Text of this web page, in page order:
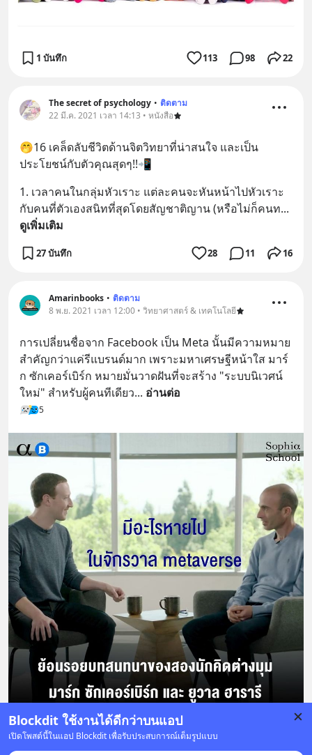
Blockdit ใช้งานได้ดีกว่าบนแอป
เปิดโพสต์นี้ในแอป Blockdit เพื่อรับประสบการณ์เต็มรูปแบบ
1 บันทึก 113 98 22
The secret of psychology • ติดตาม
22 มี.ค. 2021 เวลา 14:13 • หนังสือ
🤭16 เคล็ดลับชีวิตด้านจิตวิทยาที่น่าสนใจ และเป็น
ประโยชน์กับตัวคุณสุดๆ!!📲
1. เวลาคนในกลุ่มหัวเราะ แต่ละคนจะหันหน้าไปหัวเราะ
กับคนที่ตัวเองสนิทที่สุดโดยสัญชาติญาน (หรือไม่ก็คนท...
ดูเพิ่มเติม
27 บันทึก 28 11 16
Amarinbooks • ติดตาม
8 พ.ย. 2021 เวลา 12:00 • วิทยาศาสตร์ & เทคโนโลยี
การเปลี่ยนชื่อจาก Facebook เป็น Meta นั้นมีความหมาย
สำคัญกว่าแค่รีแบรนด์มาก เพราะมหาเศรษฐีหน้าใส มาร์
ก ซักเคอร์เบิร์ก หมายมั่นวาดฝันที่จะสร้าง "ระบบนิเวศน์
ใหม่" สำหรับผู้คนทีเดียว... อ่านต่อ
5